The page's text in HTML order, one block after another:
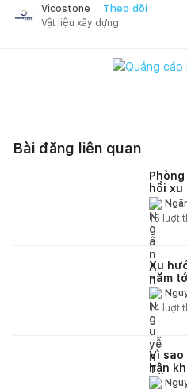
Vicostone Theo dõi
Vật liệu xây dựng
Bài đăng liên quan
hồi
nhà
15 lượt
Xu
năm
14 lượt
Vì
hận
bếp?